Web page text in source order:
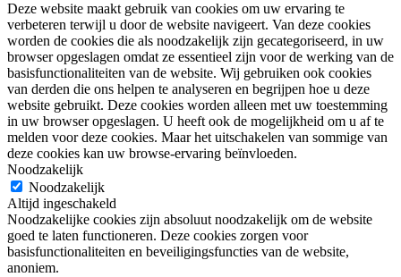
Deze website maakt gebruik van cookies om uw ervaring te
verbeteren terwijl u door de website navigeert. Van deze cookies
worden de cookies die als noodzakelijk zijn gecategoriseerd, in uw
browser opgeslagen omdat ze essentieel zijn voor de werking van de
basisfunctionaliteiten van de website. Wij gebruiken ook cookies
van derden die ons helpen te analyseren en begrijpen hoe u deze
website gebruikt. Deze cookies worden alleen met uw toestemming
in uw browser opgeslagen. U heeft ook de mogelijkheid om u af te
melden voor deze cookies. Maar het uitschakelen van sommige van
deze cookies kan uw browse-ervaring beïnvloeden.
Noodzakelijk
Noodzakelijk
Altijd ingeschakeld
Noodzakelijke cookies zijn absoluut noodzakelijk om de website
goed te laten functioneren. Deze cookies zorgen voor
basisfunctionaliteiten en beveiligingsfuncties van de website,
anoniem.